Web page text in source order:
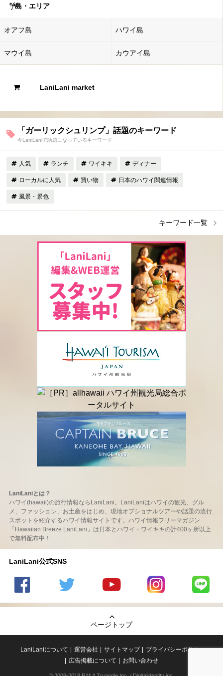
島・エリア
オアフ島 ハワイ島
マウイ島 カウアイ島
LaniLani market
「ガーリックシュリンプ」話題のキーワード
今LaniLaniで話題になっているキーワード
人気 ランチ ワイキキ ディナー
ローカルに人気 買い物 日本のハワイ関連情報
風景・景色
キーワード一覧
LaniLaniとは？
ハワイ(hawaii)の旅行情報ならLaniLani。LaniLaniはハワイの観光、グル
メ、ファッション、お土産をはじめ、現地オプショナルツアーや話題の流行
スポットを紹介するハワイ情報サイトです。ハワイ情報フリーマガジン
「Hawaiian Breeze LaniLani」は日本とハワイ・ワイキキの計400ヶ所以上
で無料配布中！
LaniLani公式SNS
の
のtwitter
の
Youtube
チャンネ
LaniLani
LaniLani
ページトップ
LaniLaniについて 運営会社 サイトマップ
プライバシーポリシー
広告掲載について
お問い合わせ